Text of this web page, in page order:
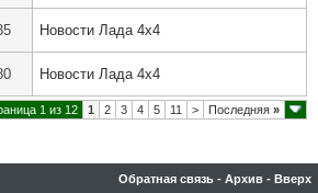
Новости Лада 4х4
Новости Лада 4х4
1 из 12 1 2 3 4 5 11 > Последняя »
Обратная связь - Архив - Вверх